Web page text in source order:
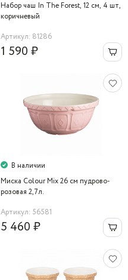
Набор чаш In The Forest, 12 см, 4 шт,
коричневый
Артикул: 81286
1 590 ₽
В наличии
Миска Colour Mix 26 см пудрово-
розовая 2,7л.
Артикул: 56581
5 460 ₽